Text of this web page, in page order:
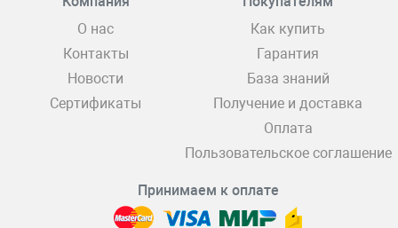
О нас
Контакты
Новости
Сертификаты
Как купить
Гарантия
База знаний
Получение и доставка
Оплата
Пользовательское соглашение
Принимаем к оплате